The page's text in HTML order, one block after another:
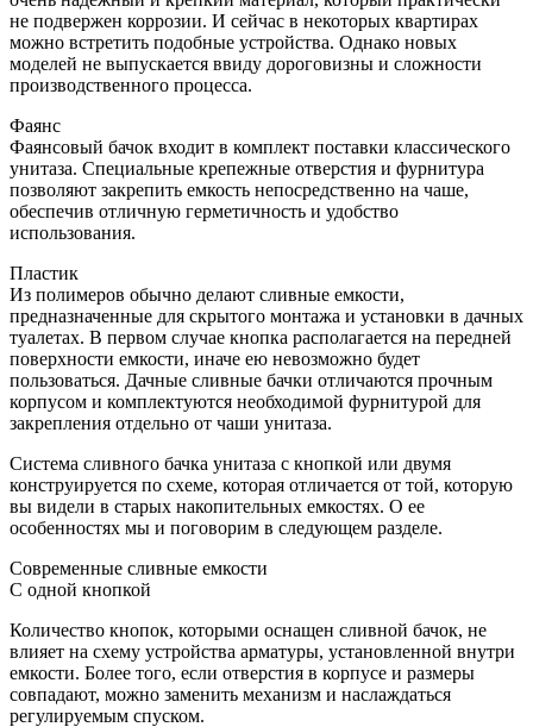
не подвержен коррозии. И сейчас в некоторых квартирах
можно встретить подобные устройства. Однако новых
моделей не выпускается ввиду дороговизны и сложности
производственного процесса.
Фаянс
Фаянсовый бачок входит в комплект поставки классического
унитаза. Специальные крепежные отверстия и фурнитура
позволяют закрепить емкость непосредственно на чаше,
обеспечив отличную герметичность и удобство
использования.
Пластик
Из полимеров обычно делают сливные емкости,
предназначенные для скрытого монтажа и установки в дачных
туалетах. В первом случае кнопка располагается на передней
поверхности емкости, иначе ею невозможно будет
пользоваться. Дачные сливные бачки отличаются прочным
корпусом и комплектуются необходимой фурнитурой для
закрепления отдельно от чаши унитаза.
Система сливного бачка унитаза с кнопкой или двумя
конструируется по схеме, которая отличается от той, которую
вы видели в старых накопительных емкостях. О ее
особенностях мы и поговорим в следующем разделе.
Современные сливные емкости
С одной кнопкой
Количество кнопок, которыми оснащен сливной бачок, не
влияет на схему устройства арматуры, установленной внутри
емкости. Более того, если отверстия в корпусе и размеры
совпадают, можно заменить механизм и наслаждаться
регулируемым спуском.